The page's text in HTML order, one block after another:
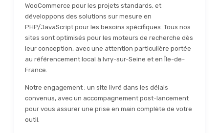
WooCommerce pour les projets standards, et
développons des solutions sur mesure en
PHP/JavaScript pour les besoins spécifiques. Tous nos
sites sont optimisés pour les moteurs de recherche dès
leur conception, avec une attention particulière portée
au référencement local à Ivry-sur-Seine et en Île-de-
France.
Notre engagement : un site livré dans les délais
convenus, avec un accompagnement post-lancement
pour vous assurer une prise en main complète de votre
outil.